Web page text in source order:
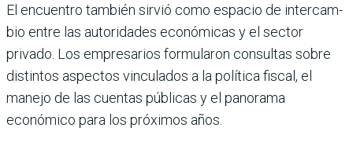
El encuentro también sirvió como espacio de intercam­
bio entre las autoridades eco­nómicas y el sector
privado. Los empresarios formula­ron consultas sobre
distin­tos aspectos vinculados a la política fiscal, el
manejo de las cuentas públicas y el panorama
económico para los próximos años.